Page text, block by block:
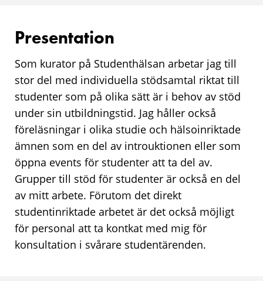
Presentation
Som kurator på Studenthälsan arbetar jag till
stor del med individuella stödsamtal riktat till
studenter som på olika sätt är i behov av stöd
under sin utbildningstid. Jag håller också
föreläsningar i olika studie och hälsoinriktade
ämnen som en del av introuktionen eller som
öppna events för studenter att ta del av.
Grupper till stöd för studenter är också en del
av mitt arbete. Förutom det direkt
studentinriktade arbetet är det också möjligt
för personal att ta kontkat med mig för
konsultation i svårare studentärenden.